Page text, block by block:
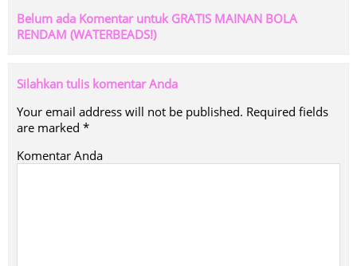
Belum ada Komentar untuk GRATIS MAINAN BOLA
RENDAM (WATERBEADS!)
Silahkan tulis komentar Anda
Your email address will not be published. Required fields
are marked *
Komentar Anda